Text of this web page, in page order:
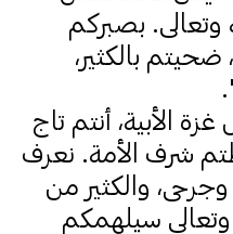
بصبركم
بالكثير،
الأبية، أنتم تاج
شرف الأمة. نعرف
وجرحى، والكثير من
وتعالى سيلهمكم